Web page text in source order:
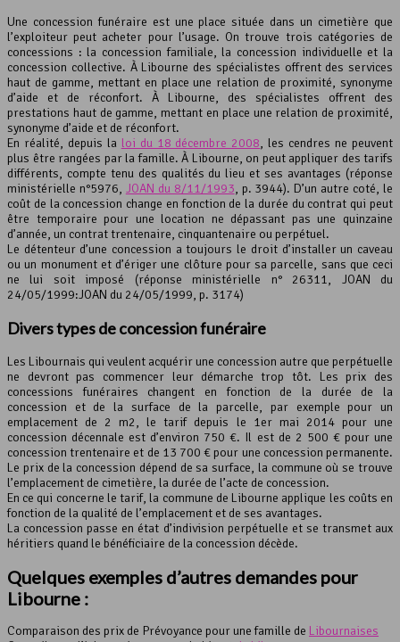
Une concession funéraire est une place située dans un cimetière que
l’exploiteur peut acheter pour l’usage. On trouve trois catégories de
concessions : la concession familiale, la concession individuelle et la
concession collective. À Libourne des spécialistes offrent des services
haut de gamme, mettant en place une relation de proximité, synonyme
d’aide et de réconfort. À Libourne, des spécialistes offrent des
prestations haut de gamme, mettant en place une relation de proximité,
synonyme d’aide et de réconfort.
En réalité, depuis la loi du 18 décembre 2008, les cendres ne peuvent
plus être rangées par la famille. À Libourne, on peut appliquer des tarifs
différents, compte tenu des qualités du lieu et ses avantages (réponse
ministérielle n°5976, JOAN du 8/11/1993, p. 3944). D’un autre coté, le
coût de la concession change en fonction de la durée du contrat qui peut
être temporaire pour une location ne dépassant pas une quinzaine
d’année, un contrat trentenaire, cinquantenaire ou perpétuel.
Le détenteur d’une concession a toujours le droit d’installer un caveau
ou un monument et d’ériger une clôture pour sa parcelle, sans que ceci
ne lui soit imposé (réponse ministérielle n° 26311, JOAN du
24/05/1999:JOAN du 24/05/1999, p. 3174)
Divers types de concession funéraire
Les Libournais qui veulent acquérir une concession autre que perpétuelle
ne devront pas commencer leur démarche trop tôt. Les prix des
concessions funéraires changent en fonction de la durée de la
concession et de la surface de la parcelle, par exemple pour un
emplacement de 2 m2, le tarif depuis le 1er mai 2014 pour une
concession décennale est d’environ 750 €. Il est de 2 500 € pour une
concession trentenaire et de 13 700 € pour une concession permanente.
Le prix de la concession dépend de sa surface, la commune où se trouve
l’emplacement de cimetière, la durée de l’acte de concession.
En ce qui concerne le tarif, la commune de Libourne applique les coûts en
fonction de la qualité de l’emplacement et de ses avantages.
La concession passe en état d’indivision perpétuelle et se transmet aux
héritiers quand le bénéficiaire de la concession décède.
Quelques exemples d’autres demandes pour
Libourne :
Comparaison des prix de Prévoyance pour une famille de Libournaises